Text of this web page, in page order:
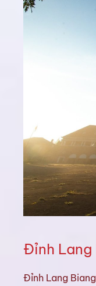
Đỉnh Lang
Đỉnh Lang